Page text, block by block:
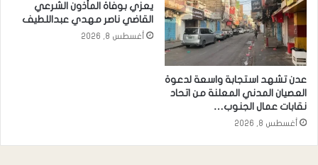
عدن تشهد استجابة واسعة لدعوة
العصيان المدني المعلنة من اتحاد
نقابات عمال الجنوب…
أغسطس 8, 2026
يعزي بوفاة المأذون الشرعي
القاضي ناصر مهدي عبداللطيف
أغسطس 8, 2026